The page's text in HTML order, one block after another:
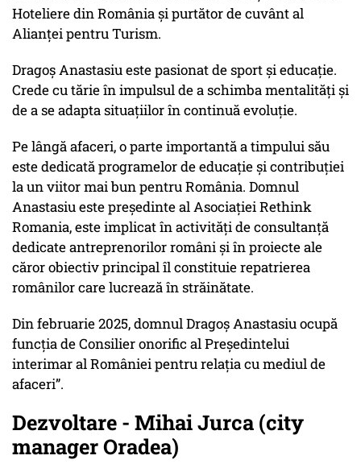
Hoteliere din România și purtător de cuvânt al
Alianței pentru Turism.
Dragoș Anastasiu este pasionat de sport și educație.
Crede cu tărie în impulsul de a schimba mentalități și
de a se adapta situațiilor în continuă evoluție.
Pe lângă afaceri, o parte importantă a timpului său
este dedicată programelor de educație și contribuției
la un viitor mai bun pentru România. Domnul
Anastasiu este președinte al Asociației Rethink
Romania, este implicat în activități de consultanță
dedicate antreprenorilor români și în proiecte ale
căror obiectiv principal îl constituie repatrierea
românilor care lucrează în străinătate.
Din februarie 2025, domnul Dragoș Anastasiu ocupă
funcția de Consilier onorific al Președintelui
interimar al României pentru relația cu mediul de
afaceri”.
Dezvoltare - Mihai Jurca (city
manager Oradea)